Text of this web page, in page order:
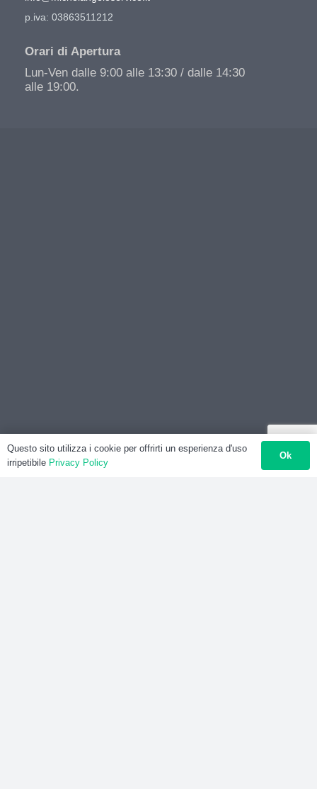
p.iva: 03863511212
Orari di Apertura
Lun-Ven dalle 9:00 alle 13:30 / dalle 14:30
alle 19:00.
Questo sito utilizza i cookie per offrirti un esperienza d'uso
irripetibile Privacy Policy
Ok